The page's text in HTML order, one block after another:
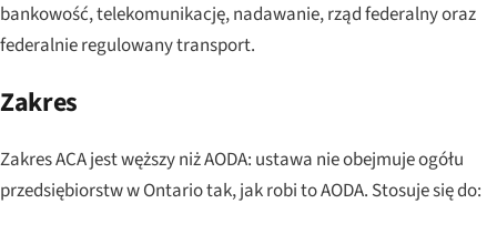
bankowość, telekomunikację, nadawanie, rząd federalny oraz
federalnie regulowany transport.
Zakres
Zakres ACA jest węższy niż AODA: ustawa nie obejmuje ogółu
przedsiębiorstw w Ontario tak, jak robi to AODA. Stosuje się do: